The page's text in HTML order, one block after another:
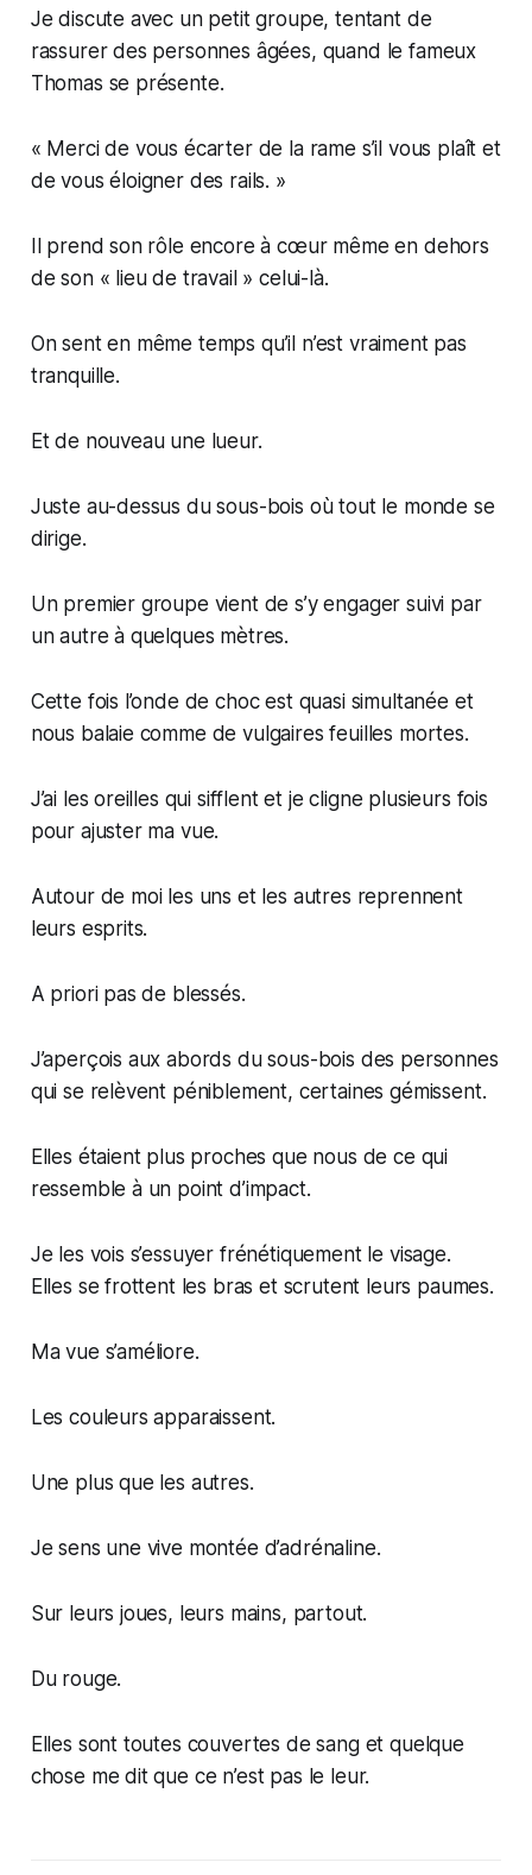
Je discute avec un petit groupe, tentant de
rassurer des personnes âgées, quand le fameux
Thomas se présente.
« Merci de vous écarter de la rame s’il vous plaît et
de vous éloigner des rails. »
Il prend son rôle encore à cœur même en dehors
de son « lieu de travail » celui-là.
On sent en même temps qu’il n’est vraiment pas
tranquille.
Et de nouveau une lueur.
Juste au-dessus du sous-bois où tout le monde se
dirige.
Un premier groupe vient de s’y engager suivi par
un autre à quelques mètres.
Cette fois l’onde de choc est quasi simultanée et
nous balaie comme de vulgaires feuilles mortes.
J’ai les oreilles qui sifflent et je cligne plusieurs fois
pour ajuster ma vue.
Autour de moi les uns et les autres reprennent
leurs esprits.
A priori pas de blessés.
J’aperçois aux abords du sous-bois des personnes
qui se relèvent péniblement, certaines gémissent.
Elles étaient plus proches que nous de ce qui
ressemble à un point d’impact.
Je les vois s’essuyer frénétiquement le visage.
Elles se frottent les bras et scrutent leurs paumes.
Ma vue s’améliore.
Les couleurs apparaissent.
Une plus que les autres.
Je sens une vive montée d’adrénaline.
Sur leurs joues, leurs mains, partout.
Du rouge.
Elles sont toutes couvertes de sang et quelque
chose me dit que ce n’est pas le leur.